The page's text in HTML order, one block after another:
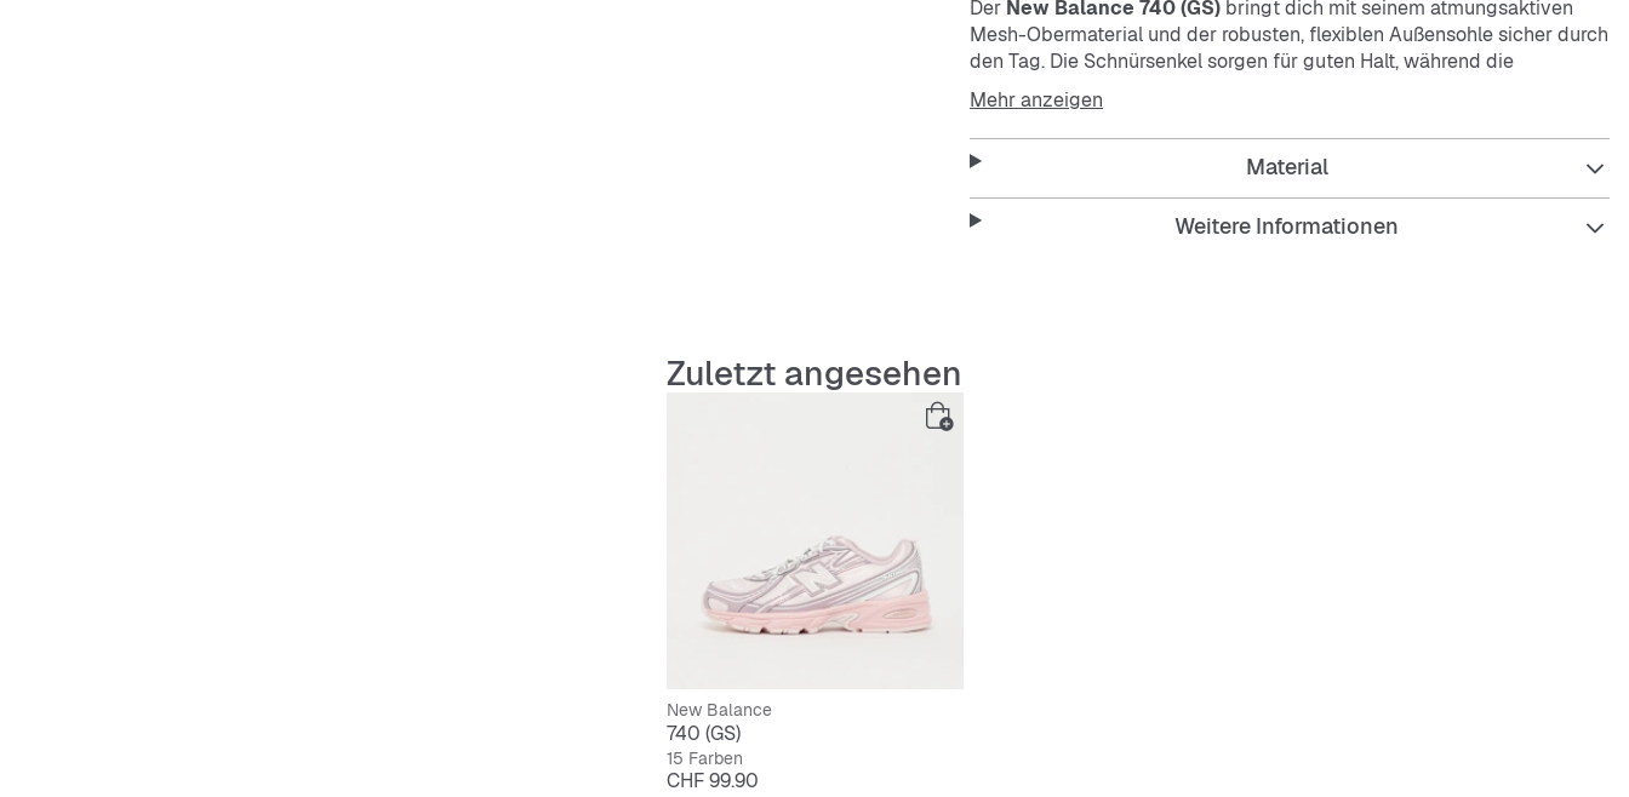
Der New Balance 740 (GS) bringt dich mit seinem atmungsaktiven
Mesh-Obermaterial und der robusten, flexiblen Außensohle sicher durch
den Tag. Die Schnürsenkel sorgen für guten Halt, während die
stoßdämpfende Sohle deinen Füßen Komfort bietet. Das rosa Design
macht den Sneaker zum Hingucker.
Mehr anzeigen
Material
Weitere Informationen
Zuletzt angesehen
New Balance
740 (GS)
15 Farben
Preis
CHF 99.90